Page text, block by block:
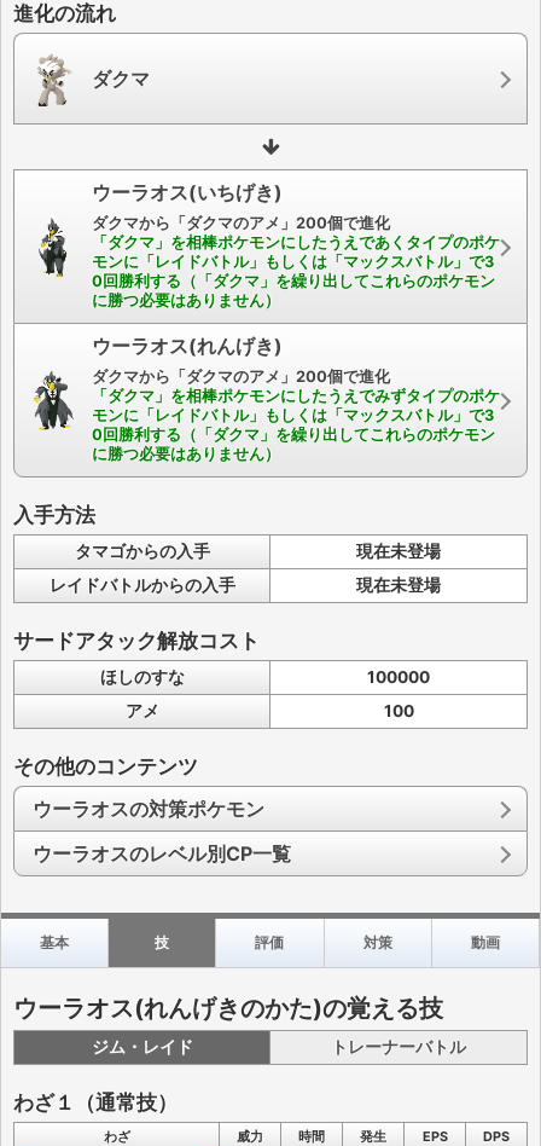
進化の流れ
ダクマ
ウーラオス(いちげき)
ダクマから「ダクマのアメ」200個で進化
「ダクマ」を相棒ポケモンにしたうえであくタイプのポケ
モンに「レイドバトル」もしくは「マックスバトル」で3
0回勝利する（「ダクマ」を繰り出してこれらのポケモン
に勝つ必要はありません）
ウーラオス(れんげき)
ダクマから「ダクマのアメ」200個で進化
「ダクマ」を相棒ポケモンにしたうえでみずタイプのポケ
モンに「レイドバトル」もしくは「マックスバトル」で3
0回勝利する（「ダクマ」を繰り出してこれらのポケモン
に勝つ必要はありません）
入手方法
タマゴからの入手
現在未登場
レイドバトルからの入手
現在未登場
サードアタック解放コスト
ほしのすな
100000
アメ
100
その他のコンテンツ
ウーラオスの対策ポケモン
ウーラオスのレベル別CP一覧
基本 技 評価 対策 動画
ウーラオス(れんげきのかた)の覚える技
ジム・レイド トレーナーバトル
わざ１（通常技）
わざ 威力 時間 発生 EPS
DPS